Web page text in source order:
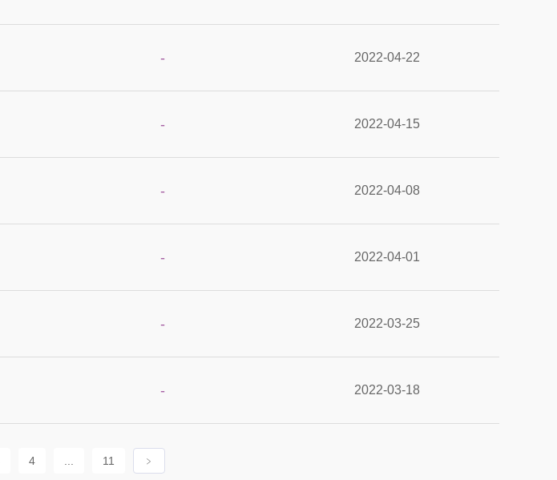
- 2022-04-22
- 2022-04-15
- 2022-04-08
- 2022-04-01
- 2022-03-25
- 2022-03-18
4 11 ﹥